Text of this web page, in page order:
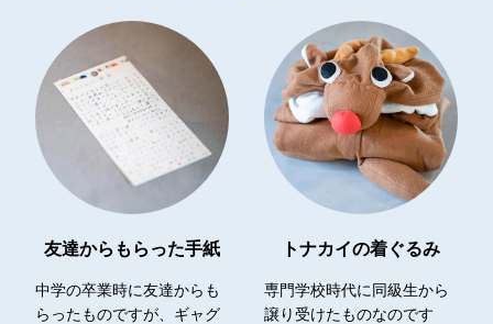
友達からもらった手紙
中学の卒業時に友達からも
らったものですが、ギャグ
トナカイの着ぐるみ
専門学校時代に同級生から
譲り受けたものなのです